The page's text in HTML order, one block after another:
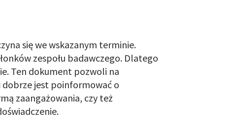
się we wskazanym terminie.
zespołu badawczego. Dlatego
Ten dokument pozwoli na
dobrze jest poinformować o
zaangażowania, czy też